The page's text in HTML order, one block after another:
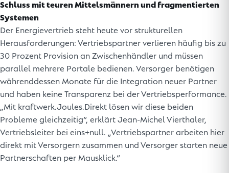
Schluss mit teuren Mittelsmännern und fragmentierten
Systemen
Der Energievertrieb steht heute vor strukturellen
Herausforderungen: Vertriebspartner verlieren häufig bis zu
30 Prozent Provision an Zwischenhändler und müssen
parallel mehrere Portale bedienen. Versorger benötigen
währenddessen Monate für die Integration neuer Partner
und haben keine Transparenz bei der Vertriebsperformance.
„Mit kraftwerk.Joules.Direkt lösen wir diese beiden
Probleme gleichzeitig“, erklärt Jean-Michel Vierthaler,
Vertriebsleiter bei eins+null. „Vertriebspartner arbeiten hier
direkt mit Versorgern zusammen und Versorger starten neue
Partnerschaften per Mausklick.“